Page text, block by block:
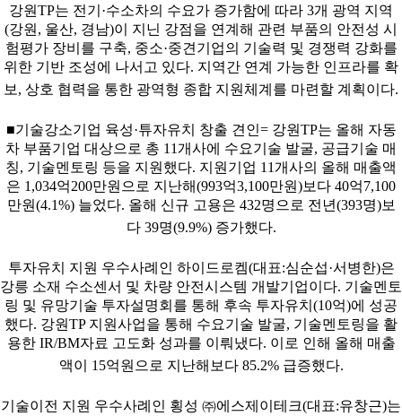
강원TP는 전기·수소차의 수요가 증가함에 따라 3개 광역 지역
(강원, 울산, 경남)이 지닌 강점을 연계해 관련 부품의 안전성 시
험평가 장비를 구축, 중소·중견기업의 기술력 및 경쟁력 강화를
위한 기반 조성에 나서고 있다. 지역간 연계 가능한 인프라를 확
보, 상호 협력을 통한 광역형 종합 지원체계를 마련할 계획이다.
■기술강소기업 육성·튜자유치 창출 견인= 강원TP는 올해 자동
차 부품기업 대상으로 총 11개사에 수요기술 발굴, 공급기술 매
칭, 기술멘토링 등을 지원했다. 지원기업 11개사의 올해 매출액
은 1,034억200만원으로 지난해(993억3,100만원)보다 40억7,100
만원(4.1%) 늘었다. 올해 신규 고용은 432명으로 전년(393명)보
다 39명(9.9%) 증가했다.
투자유치 지원 우수사례인 하이드로켐(대표:심순섭·서병한)은
강릉 소재 수소센서 및 차량 안전시스템 개발기업이다. 기술멘토
링 및 유망기술 투자설명회를 통해 후속 투자유치(10억)에 성공
했다. 강원TP 지원사업을 통해 수요기술 발굴, 기술멘토링을 활
용한 IR/BM자료 고도화 성과를 이뤄냈다. 이로 인해 올해 매출
액이 15억원으로 지난해보다 85.2% 급증했다.
기술이전 지원 우수사례인 횡성 ㈜에스제이테크(대표:유창근)는